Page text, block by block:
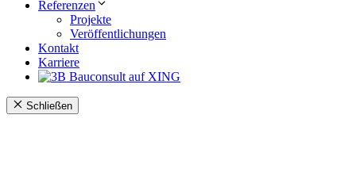
Referenzen
Projekte
Veröffentlichungen
Kontakt
Karriere
Schließen